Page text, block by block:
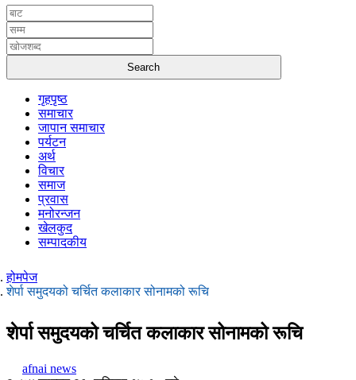
गृहपृष्ठ
समाचार
जापान समाचार
पर्यटन
अर्थ
विचार
समाज
प्रवास
मनोरन्जन
खेलकुद
सम्पादकीय
होमपेज
शेर्पा समुदयको चर्चित कलाकार सोनामको रूचि
शेर्पा समुदयको चर्चित कलाकार सोनामको रूचि
afnai news